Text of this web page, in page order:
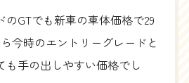
のGTでも新車の車体価格で29
今時のエントリーグレードと
も手の出しやすい価格でし